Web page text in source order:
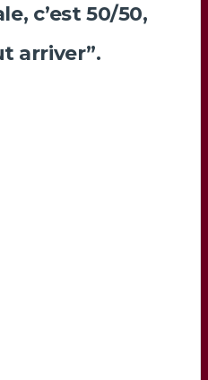
c’est 50/50,
arriver”.